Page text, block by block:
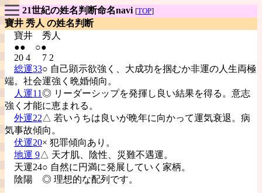
21世紀の姓名判断命名navi [TOP]
寶井 秀人 の姓名判断
寶井 秀人
●● ○●
20 4 7 2
総運33○ 自己顕示欲強く、大成功を掴むか非運の人生両極
端。社会運強く晩婚傾向。
人運11◎ リーダーシップを発揮し良い結果を得る。意志
強く才能に恵まれる。
外運22△ 若いうちは良いが晩年に向かって運気衰退。病
気事故傾向。
伏運20× 犯罪傾向あり。
地運 9△ 天才肌、陰性、災難不遇運。
天運24○ 自然に円満に発展していく家柄。
陰陽 ◎ 理想的な配列です。